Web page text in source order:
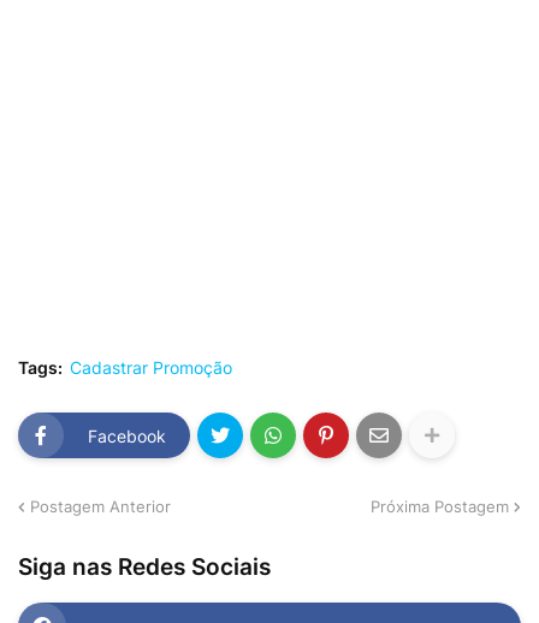
Tags: Cadastrar Promoção
Facebook
Postagem Anterior Próxima Postagem
Siga nas Redes Sociais